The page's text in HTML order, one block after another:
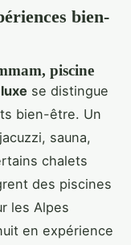
bien-
piscine
se distingue
bien-être. Un
sauna,
chalets
des piscines
les Alpes
en expérience